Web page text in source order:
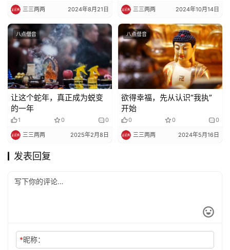
三三两两 2024年8月21日 三三两两 2024年10月14日
八点僧音
让这个蛇年，真正成为蜕变
的一年
1 0 0
三三两两 2025年2月8日
八点僧音
欲得幸福，先从认识“我执”
开始
0 0 0
三三两两 2024年5月16日
发表回复
*昵称：